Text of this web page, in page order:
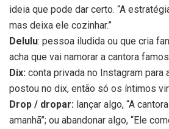
ideia que pode dar certo. “A
mas deixa ele cozinhar.”
Delulu: pessoa iludida ou que cria
acha que vai namorar a cantora
Dix: conta privada no Instagram para
postou no dix, então só os íntimos
Drop / dropar: lançar algo, “A
amanhã”; ou abandonar algo, “Ele